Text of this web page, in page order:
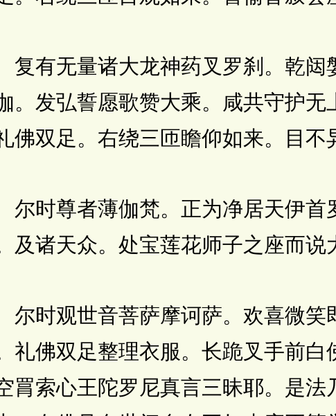
有无量诸大龙神药叉罗刹。乾闼
。发弘誓愿歌赞大乘。咸共守护
佛双足。右绕三匝瞻仰如来。目不
时尊者薄伽梵。正为净居天伊首
及诸天众。处宝莲花师子之座而说
时观世音菩萨摩诃萨。欢喜微笑
礼佛双足整理衣服。长跪叉手前白
罥索心王陀罗尼真言三昧耶。是